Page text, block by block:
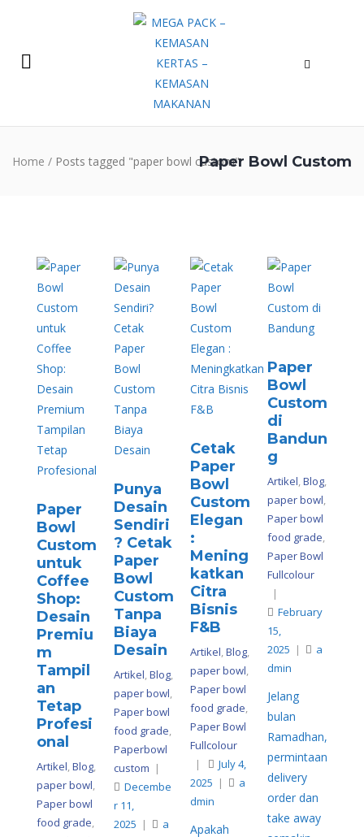
Paper Bowl Custom
Home / Posts tagged "paper bowl custom"
Paper
Bowl
Custom
untuk
Coffee
Shop:
Desain
Premiu
m
Tampil
an
Tetap
Profesi
onal
Artikel,Blog,
paper bowl,
Paper bowl
food grade,
Punya
Desain
Sendiri
? Cetak
Paper
Bowl
Custom
Tanpa
Biaya
Desain
Artikel,Blog,
paper bowl,
Paper bowl
food grade,
Paperbowl
custom |
Decembe
r 11,
2025 |
a
Cetak
Paper
Bowl
Custom
Elegan
:
Mening
katkan
Citra
Bisnis
F&B
Artikel,Blog,
paper bowl,
Paper bowl
food grade,
Paper Bowl
Fullcolour
|
July 4,
2025 |
a
dmin
Apakah
Paper
Bowl
Custom
di
Bandun
g
Artikel,Blog,
paper bowl,
Paper bowl
food grade,
Paper Bowl
Fullcolour
|
February
15,
2025 |
a
dmin
Jelang
bulan
Ramadhan,
permintaan
delivery
order dan
take away